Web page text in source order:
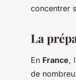
concentrer
La
En France,
de